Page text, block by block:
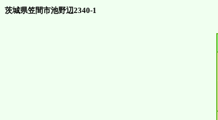
茨城県笠間市池野辺2340-1